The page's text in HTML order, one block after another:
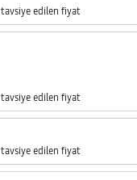
tavsiye edilen fiyat
tavsiye edilen fiyat
tavsiye edilen fiyat